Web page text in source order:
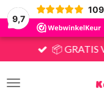
9,7
109
📦 GRATIS